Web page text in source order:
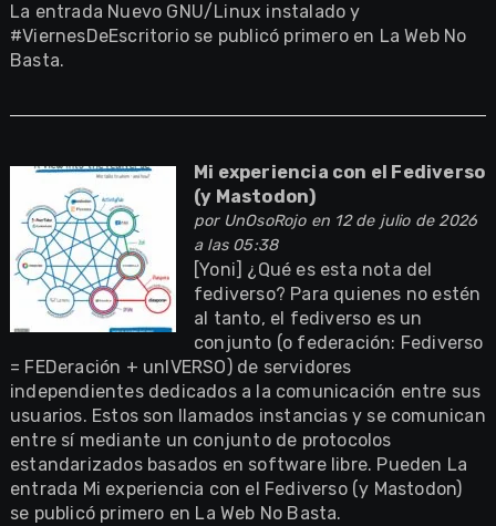
La entrada Nuevo GNU/Linux instalado y
#ViernesDeEscritorio se publicó primero en La Web No
Basta.
Mi experiencia con el Fediverso
(y Mastodon)
por UnOsoRojoen 12 de julio de 2026
a las 05:38
[Yoni] ¿Qué es esta nota del
fediverso? Para quienes no estén
al tanto, el fediverso es un
conjunto (o federación: Fediverso
= FEDeración + unIVERSO) de servidores
independientes dedicados a la comunicación entre sus
usuarios. Estos son llamados instancias y se comunican
entre sí mediante un conjunto de protocolos
estandarizados basados en software libre. Pueden La
entrada Mi experiencia con el Fediverso (y Mastodon)
se publicó primero en La Web No Basta.